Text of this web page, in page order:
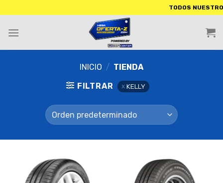
TODOS NUESTROS
INICIO / TIENDA
FILTRAR
KELLY